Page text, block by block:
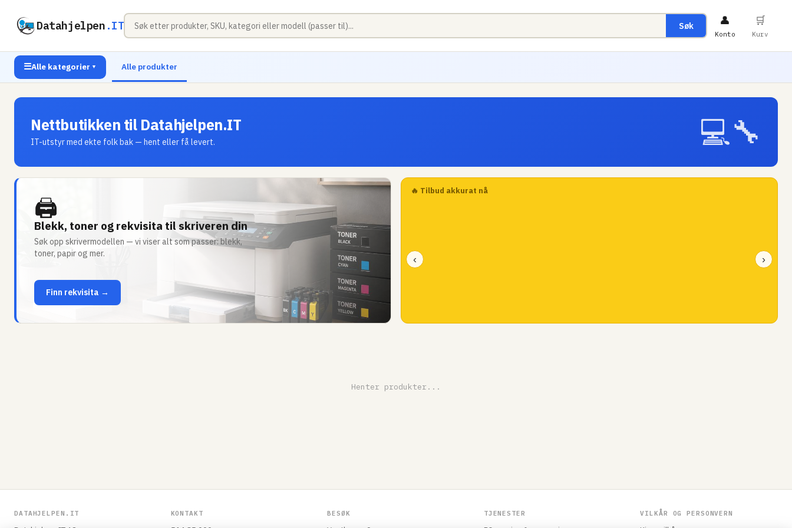
Datahjelpen .IT Søk 👤
Konto
🛒
Kurv
☰Alle kategorier ▼ Alle produkter
Nettbutikken til Datahjelpen.IT
IT-utstyr med ekte folk bak — hent eller få levert. 💻🔧
🖨
Blekk, toner og rekvisita til skriveren din
Søk opp skrivermodellen — vi viser alt som passer: blekk,
toner, papir og mer.
Finn rekvisita →
🔥 Tilbud akkurat nå
‹ ›
Henter produkter...
DATAHJELPEN.IT KONTAKT BESØK TJENESTER VILKÅR OG PERSONVERN